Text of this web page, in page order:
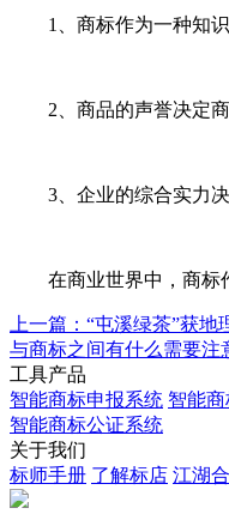
1、商标作为一种知识
2、商品的声誉决定商
3、企业的综合实力决
在商业世界中，商标作
上一篇：“屯溪绿茶”获
与商标之间有什么需要注
工具产品
智能商标申报系统 智能
智能商标公证系统
关于我们
标师手册 了解标店 江湖